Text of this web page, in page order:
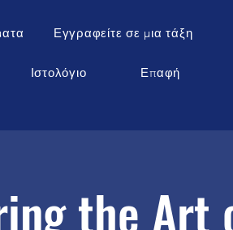
Εγγραφείτε σε μια τάξη
Ιστολόγιο Επαφή
the Art